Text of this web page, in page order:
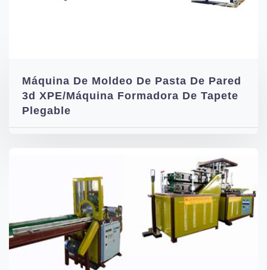
Máquina De Moldeo De Pasta De Pared
3d XPE/Máquina Formadora De Tapete
Plegable